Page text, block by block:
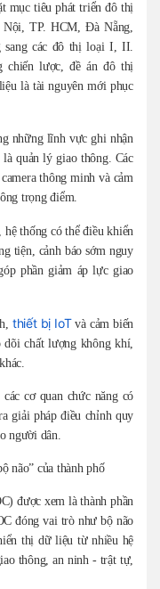
mục tiêu phát triển đô thị
TP. HCM, Đà Nẵng,
sang các đô thị loại I, II.
chiến lược, đề án đô thị
là tài nguyên mới phục
những lĩnh vực ghi nhận
quản lý giao thông. Các
thông minh và cảm
trọng điểm.
, hệ thống có thể điều khiển
tiện, cảnh báo sớm nguy
phần giảm áp lực giao
thiết bị IoTvà cảm biến
dõi chất lượng không khí,
cơ quan chức năng có
giải pháp điều chỉnh quy
người dân.
não” của thành phố
được xem là thành phần
đóng vai trò như bộ não
thị dữ liệu từ nhiều hệ
thông, an ninh - trật tự,